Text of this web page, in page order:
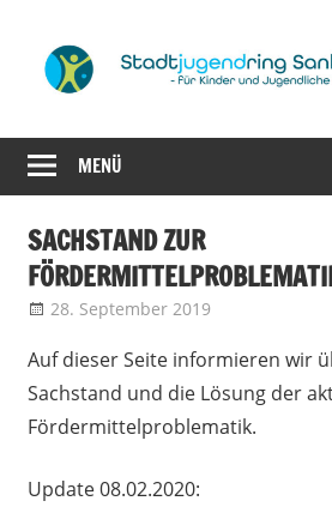
springen
Kinder
und
in
Sankt
Augustin
MENÜ
SACHSTAND ZUR
28. September 2019
Auf dieser Seite informieren wir
Sachstand und die Lösung der
Fördermittelproblematik.
Update 08.02.2020: